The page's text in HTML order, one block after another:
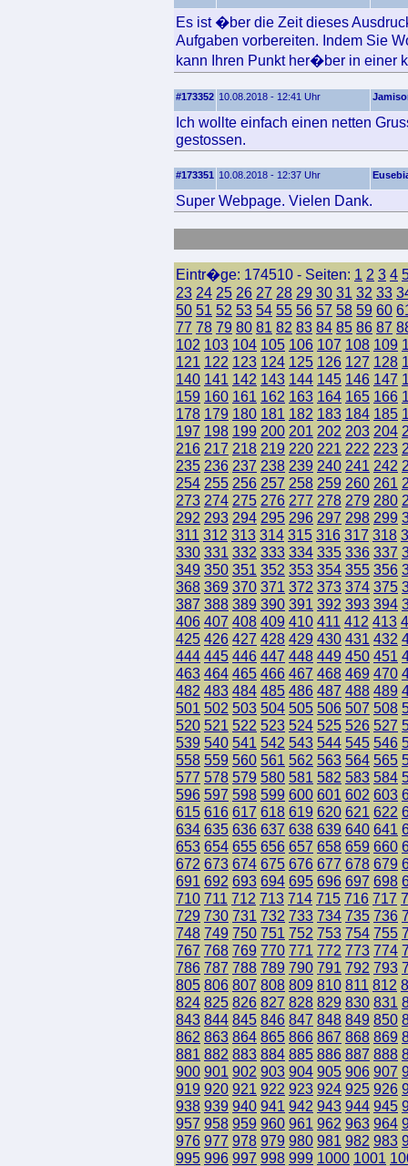
Es ist �ber die Zeit dieses
Aufgaben vorbereiten. Indem Sie
kann Ihren Punkt her�ber in einer
#173352 10.08.2018 - 12:41 Uhr
Ich wollte einfach einen netten
gestossen.
#173351 10.08.2018 - 12:37 Uhr
Super Webpage. Vielen Dank.
Eintr�ge: 174510 - Seiten: 1 2 3 4
23 24 25 26 27 28 29 30 31 32 33
50 51 52 53 54 55 56 57 58 59 60
77 78 79 80 81 82 83 84 85 86 87
102 103 104 105 106 107 108 109
121 122 123 124 125 126 127 128
140 141 142 143 144 145 146 147
159 160 161 162 163 164 165 166
178 179 180 181 182 183 184 185
197 198 199 200 201 202 203 204
216 217 218 219 220 221 222 223
235 236 237 238 239 240 241 242
254 255 256 257 258 259 260 261
273 274 275 276 277 278 279 280
292 293 294 295 296 297 298 299
311 312 313 314 315 316 317 318
330 331 332 333 334 335 336 337
349 350 351 352 353 354 355 356
368 369 370 371 372 373 374 375
387 388 389 390 391 392 393 394
406 407 408 409 410 411 412 413
425 426 427 428 429 430 431 432
444 445 446 447 448 449 450 451
463 464 465 466 467 468 469 470
482 483 484 485 486 487 488 489
501 502 503 504 505 506 507 508
520 521 522 523 524 525 526 527
539 540 541 542 543 544 545 546
558 559 560 561 562 563 564 565
577 578 579 580 581 582 583 584
596 597 598 599 600 601 602 603
615 616 617 618 619 620 621 622
634 635 636 637 638 639 640 641
653 654 655 656 657 658 659 660
672 673 674 675 676 677 678 679
691 692 693 694 695 696 697 698
710 711 712 713 714 715 716 717
729 730 731 732 733 734 735 736
748 749 750 751 752 753 754 755
767 768 769 770 771 772 773 774
786 787 788 789 790 791 792 793
805 806 807 808 809 810 811 812
824 825 826 827 828 829 830 831
843 844 845 846 847 848 849 850
862 863 864 865 866 867 868 869
881 882 883 884 885 886 887 888
900 901 902 903 904 905 906 907
919 920 921 922 923 924 925 926
938 939 940 941 942 943 944 945
957 958 959 960 961 962 963 964
976 977 978 979 980 981 982 983
995 996 997 998 999 1000 1001